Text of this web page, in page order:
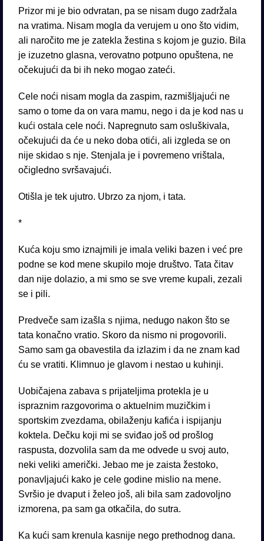
Prizor mi je bio odvratan, pa se nisam dugo zadržala
na vratima. Nisam mogla da verujem u ono što vidim,
ali naročito me je zatekla žestina s kojom je guzio. Bila
je izuzetno glasna, verovatno potpuno opuštena, ne
očekujući da bi ih neko mogao zateći.
Cele noći nisam mogla da zaspim, razmišljajući ne
samo o tome da on vara mamu, nego i da je kod nas u
kući ostala cele noći. Napregnuto sam osluškivala,
očekujući da će u neko doba otići, ali izgleda se on
nije skidao s nje. Stenjala je i povremeno vrištala,
očigledno svršavajući.
Otišla je tek ujutro. Ubrzo za njom, i tata.
*
Kuća koju smo iznajmili je imala veliki bazen i već pre
podne se kod mene skupilo moje društvo. Tata čitav
dan nije dolazio, a mi smo se sve vreme kupali, zezali
se i pili.
Predveče sam izašla s njima, nedugo nakon što se
tata konačno vratio. Skoro da nismo ni progovorili.
Samo sam ga obavestila da izlazim i da ne znam kad
ću se vratiti. Klimnuo je glavom i nestao u kuhinji.
Uobičajena zabava s prijateljima protekla je u
ispraznim razgovorima o aktuelnim muzičkim i
sportskim zvezdama, obilaženju kafića i ispijanju
koktela. Dečku koji mi se sviđao još od prošlog
raspusta, dozvolila sam da me odvede u svoj auto,
neki veliki američki. Jebao me je zaista žestoko,
ponavljajući kako je cele godine mislio na mene.
Svršio je dvaput i želeo još, ali bila sam zadovoljno
izmorena, pa sam ga otkačila, do sutra.
Ka kući sam krenula kasnije nego prethodnog dana.